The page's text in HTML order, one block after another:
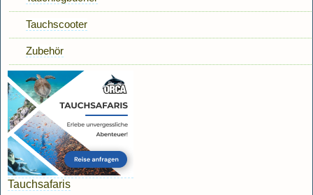
Tauchscooter
Zubehör
Tauchsafaris